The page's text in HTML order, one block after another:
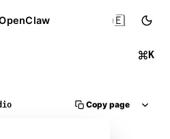
K
🇪🇸
Copy page